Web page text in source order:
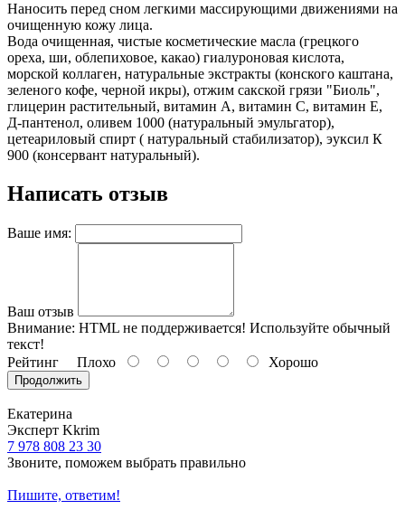
Наносить перед сном легкими массирующими движениями на
очищенную кожу лица.
Вода очищенная, чистые косметические масла (грецкого
ореха, ши, облепиховое, какао) гиалуроновая кислота,
морской коллаген, натуральные экстракты (конского каштана,
зеленого кофе, черной икры), отжим сакской грязи "Биоль",
глицерин растительный, витамин А, витамин С, витамин Е,
Д-пантенол, оливем 1000 (натуральный эмульгатор),
цетеариловый спирт ( натуральный стабилизатор), эуксил К
900 (консервант натуральный).
Написать отзыв
Ваше имя:
Ваш отзыв
Внимание: HTML не поддерживается! Используйте обычный
текст!
Рейтинг Плохо Хорошо
Продолжить
Екатерина
Эксперт Kkrim
7 978 808 23 30
Звоните, поможем выбрать правильно
Пишите, ответим!